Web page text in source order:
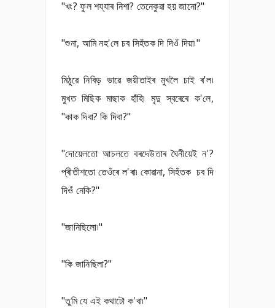
"খং? ফুল শয্যাৰ নিশা? তেনেকুৱা হয় জানো?"
"শুনা, আমি নহ'লে চব সিহঁতক দি দিওঁ দিয়া৷"
মিঠুৱে নিবিড় ভাৱে জয়ীতাইৰ মুখলৈ চাই ৰ'ল৷
মুখত মিছিক মাছাক হাঁহি৷ মৃদু স্বৰেৰে ক'লে,
"কাক দিবা? কি দিবা?"
"দোয়েলতো আচলতে বৰদেউতাৰ ঘৈনীয়েই ন'?
প্ৰীতীশতো তেওঁৰে ল'ৰা৷ কোৱানা, সিহঁতক চব দি
দিওঁ নেকি?"
"জানিছিলো৷"
"কি জানিছিলা?"
"তুমি যে এই কথাটো ক'বা৷"